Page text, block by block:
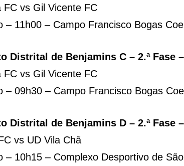
FC vs Gil Vicente FC
– 11h00 – Campo Francisco Bogas
Distrital de Benjamins C – 2.ª Fase
FC vs Gil Vicente FC
– 09h30 – Campo Francisco Bogas
Distrital de Benjamins D – 2.ª Fase
vs UD Vila Chã
– 10h15 – Complexo Desportivo de